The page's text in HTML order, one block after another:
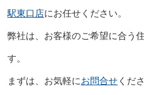
駅東口店にお任せください。
弊社は、お客様のご希望に合う
す。
まずは、お気軽にお問合せくださ